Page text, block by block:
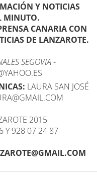
Y NOTICIAS
MINUTO.
CANARIA CON
DE LANZAROTE.
SEGOVIA -
LAURA SAN JOSÉ
2015
Y 928 07 24 87